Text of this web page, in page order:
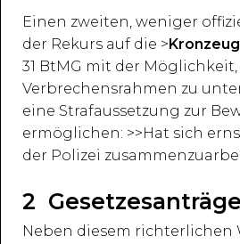
Einen zweiten, weniger
der Rekurs auf die >
31 BtMG mit der Möglichkeit,
Verbrechensrahmen zu
eine Strafaussetzung zur
ermöglichen: >>Hat sich
der Polizei
2 Gesetzesanträge
Neben diesem richterlichen